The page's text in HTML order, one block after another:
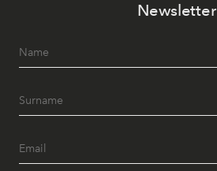
Newsletter